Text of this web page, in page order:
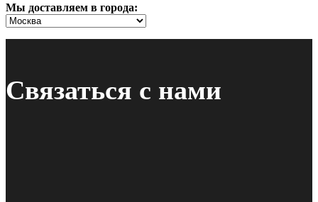
Мы доставляем в города:
Связаться с нами